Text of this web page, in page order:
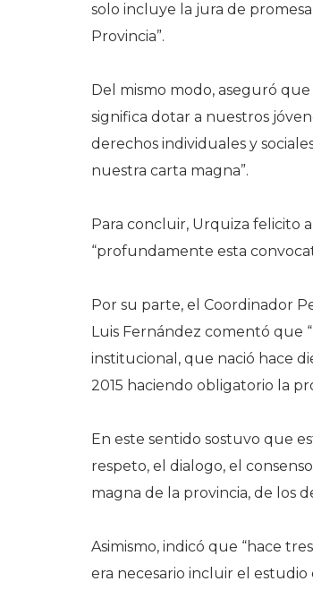
solo incluye la jura de
Provincia”.
Del mismo modo, aseguró
significa dotar a nuestros
derechos individuales y
nuestra carta magna”.
Para concluir, Urquiza felicito
“profundamente esta
Por su parte, el Coordinador
Luis Fernández comentó que
institucional, que nació hace
2015 haciendo obligatorio la
En este sentido sostuvo que
respeto, el dialogo, el
magna de la provincia, de los
Asimismo, indicó que “hace
era necesario incluir el